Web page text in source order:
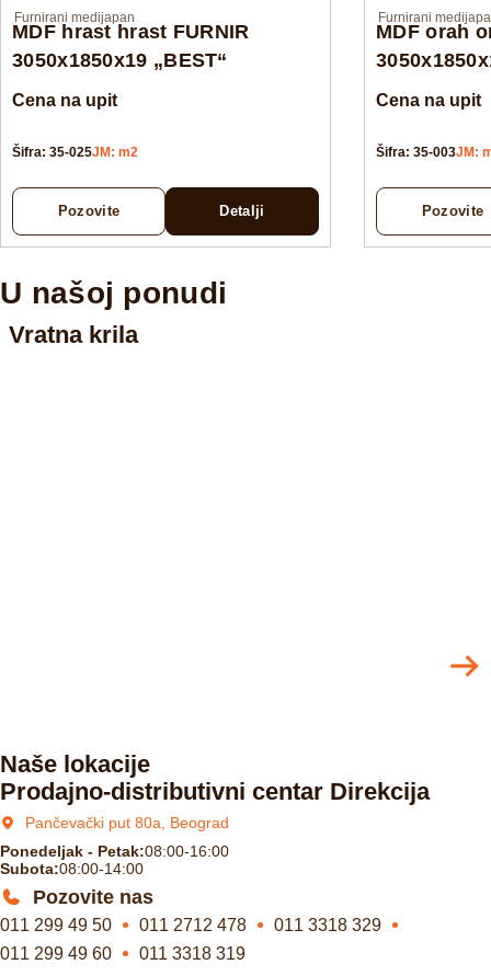
Furnirani medijapan
MDF hrast hrast FURNIR
3050x1850x19 „BEST“
Cena na upit
Šifra: 35-025JM: m2
Pozovite Detalji
Furnirani
MDF orah
Cena na upit
Šifra: 35-003JM:
Pozovite
U našoj ponudi
Vratna krila
Naše lokacije
Prodajno-distributivni centar Direkcija
Pančevački put 80a, Beograd
Ponedeljak - Petak:08:00-16:00
Subota:08:00-14:00
Pozovite nas
011 299 49 50 011 2712 478
011 3318 329
011 299 49 60
011 3318 319